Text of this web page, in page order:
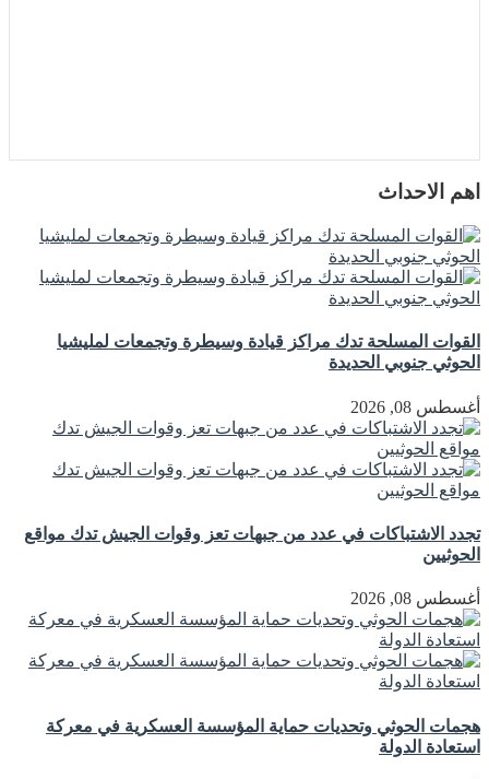
اهم الاحداث
القوات المسلحة تدك مراكز قيادة وسيطرة وتجمعات لمليشيا
الحوثي جنوبي الحديدة
أغسطس 08, 2026
تجدد الاشتباكات في عدد من جبهات تعز وقوات الجيش تدك مواقع
الحوثيين
أغسطس 08, 2026
هجمات الحوثي وتحديات حماية المؤسسة العسكرية في معركة
استعادة الدولة